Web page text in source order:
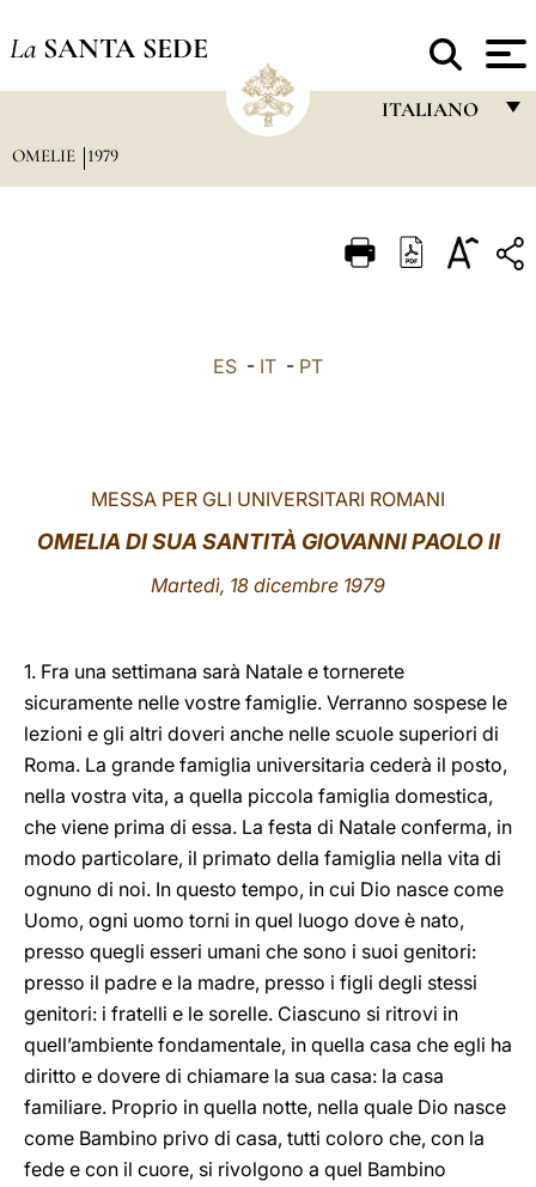
La SANTA SEDE
ITALIANO
ITALIANO
中文
LATINE
OMELIE 1979
ES - IT - PT
MESSA PER GLI UNIVERSITARI ROMANI
OMELIA DI SUA SANTITÀ GIOVANNI PAOLO II
Martedì, 18 dicembre 1979
1. Fra una settimana sarà Natale e tornerete
sicuramente nelle vostre famiglie. Verranno sospese le
lezioni e gli altri doveri anche nelle scuole superiori di
Roma. La grande famiglia universitaria cederà il posto,
nella vostra vita, a quella piccola famiglia domestica,
che viene prima di essa. La festa di Natale conferma, in
modo particolare, il primato della famiglia nella vita di
ognuno di noi. In questo tempo, in cui Dio nasce come
Uomo, ogni uomo torni in quel luogo dove è nato,
presso quegli esseri umani che sono i suoi genitori:
presso il padre e la madre, presso i figli degli stessi
genitori: i fratelli e le sorelle. Ciascuno si ritrovi in
quell’ambiente fondamentale, in quella casa che egli ha
diritto e dovere di chiamare la sua casa: la casa
familiare. Proprio in quella notte, nella quale Dio nasce
come Bambino privo di casa, tutti coloro che, con la
fede e con il cuore, si rivolgono a quel Bambino